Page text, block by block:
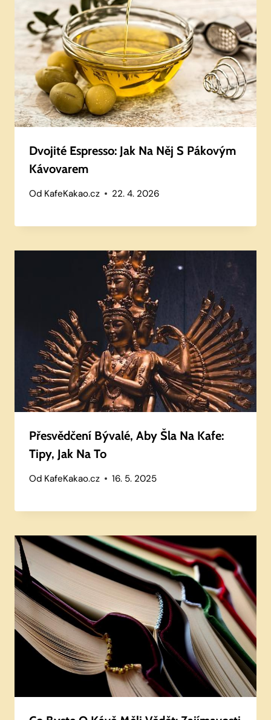
Dvojité Espresso: Jak Na Něj S Pákovým
Kávovarem
Od KafeKakao.cz 22. 4. 2026
Přesvědčení Bývalé, Aby Šla Na Kafe:
Tipy, Jak Na To
Od KafeKakao.cz 16. 5. 2025